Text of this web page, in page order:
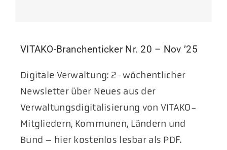
VITAKO-Branchenticker Nr. 20 – Nov ’25
Digitale Verwaltung: 2-wöchentlicher
Newsletter über Neues aus der
Verwaltungsdigitalisierung von VITAKO-
Mitgliedern, Kommunen, Ländern und
Bund – hier kostenlos lesbar als PDF.